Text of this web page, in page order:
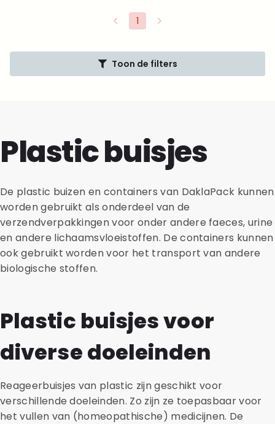
1
Toon de filters
Plastic buisjes
De plastic buizen en containers van DaklaPack kunnen
worden gebruikt als onderdeel van de
verzendverpakkingen voor onder andere faeces, urine
en andere lichaamsvloeistoffen. De containers kunnen
ook gebruikt worden voor het transport van andere
biologische stoffen.
Plastic buisjes voor
diverse doeleinden
Reageerbuisjes van plastic zijn geschikt voor
verschillende doeleinden. Zo zijn ze toepasbaar voor
het vullen van (homeopathische) medicijnen. De